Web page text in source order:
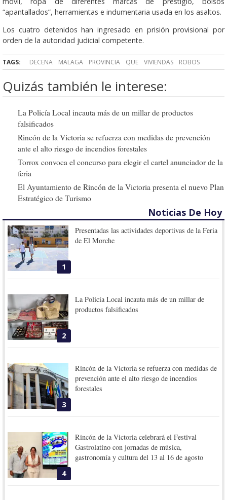
“apantallados”, herramientas e indumentaria usada en los asaltos.
Los cuatro detenidos han ingresado en prisión provisional por
orden de la autoridad judicial competente.
TAGS: DECENA MALAGA PROVINCIA QUE VIVIENDAS ROBOS
Quizás también le interese:
La Policía Local incauta más de un millar de productos
falsificados
Rincón de la Victoria se refuerza con medidas de prevención
ante el alto riesgo de incendios forestales
Torrox convoca el concurso para elegir el cartel anunciador de la
feria
El Ayuntamiento de Rincón de la Victoria presenta el nuevo Plan
Estratégico de Turismo
Noticias De Hoy
1
Presentadas las actividades deportivas de la Feria
de El Morche
2
La Policía Local incauta más de un millar de
productos falsificados
3
Rincón de la Victoria se refuerza con medidas de
prevención ante el alto riesgo de incendios
forestales
4
Rincón de la Victoria celebrará el Festival
Gastrolatino con jornadas de música,
gastronomía y cultura del 13 al 16 de agosto